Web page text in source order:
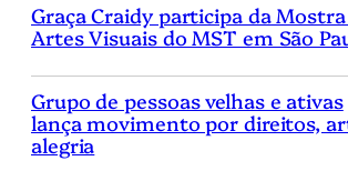
Graça Craidy participa da
Artes Visuais do MST em São
Grupo de pessoas velhas e ativas
lança movimento por direitos,
alegria